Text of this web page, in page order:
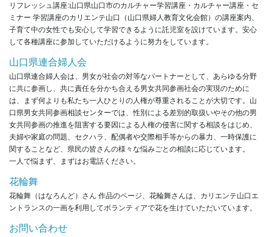
リフレッシュ講座:山口県山口市のカルチャー学習講座・カルチャー講座・セ
ミナー 学習講座のカリエンテ山口（山口県婦人教育文化会館）の講座案内、
子育て中の女性でも安心して学習できるように託児室を設けています。安心
して各種講座に参加していただけるように努力をしています。
山口県連合婦人会
山口県連合婦人会は、男女が社会の対等なパートナーとして、あらゆる分野
に共に参画し、共に責任を分かち合える男女共同参画社会の実現のために
は、まず何よりも私たち一人ひとりの人権が尊重されることが大切です。山
口県男女共同参画相談センターでは、性別による差別的取扱いやその他の男
女共同参画の推進を阻害する要因による人権の侵害に関する相談をはじめ、
夫婦や家庭の問題、セクハラ、配偶者や交際相手等からの暴力、一時保護に
関することなど、県民の皆さんの様々な悩みごとの相談に応じています。
一人で悩まず、まずはお電話ください。
花輪舞
花輪舞（はなろんど）さん 作品のページ、花輪舞さんは、カリエンテ山口エ
ントランスの一画を利用してボランティアで花を生けていただいています。
お問い合わせ